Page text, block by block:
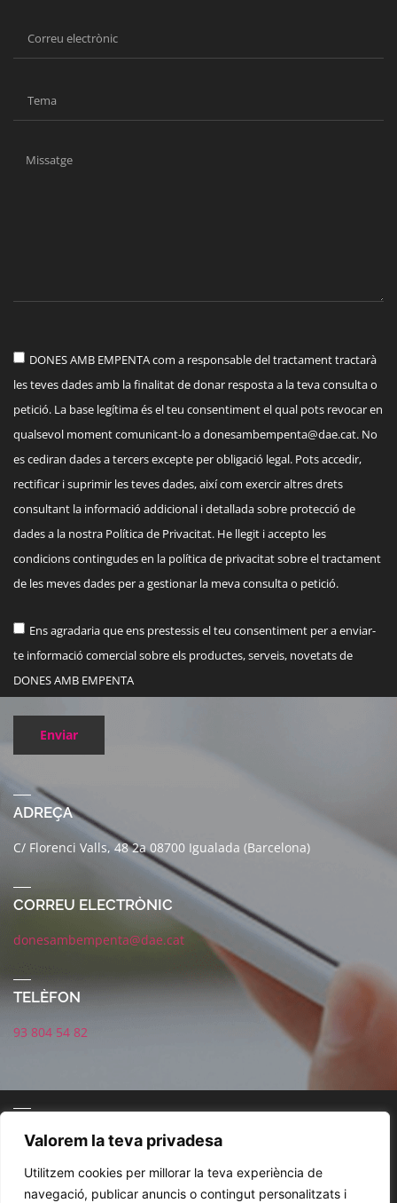
Valorem la teva privadesa
Utilitzem cookies per millorar la teva experiència de
navegació, publicar anuncis o contingut personalitzats i
DONES AMB EMPENTA com a responsable del tractament tractarà
les teves dades amb la finalitat de donar resposta a la teva consulta o
petició. La base legítima és el teu consentiment el qual pots revocar en
qualsevol moment comunicant-lo adonesambempenta@dae.cat. No
es cediran dades a tercers excepte per obligació legal. Pots accedir,
rectificar i suprimir les teves dades, així com exercir altres drets
consultant la informació addicional i detallada sobre protecció de
dades a la nostra Política de Privacitat. He llegit i accepto les
condicions contingudes en la política de privacitat sobre el tractament
de les meves dades per a gestionar la meva consulta o petició.
Ens agradaria que ens prestessis el teu consentiment per a enviar-
te informació comercial sobre els productes, serveis, novetats de
DONES AMB EMPENTA
Enviar
ADREÇA
C/ Florenci Valls, 48 2a 08700 Igualada (Barcelona)
CORREU ELECTRÒNIC
donesambempenta@dae.cat
TELÈFON
93 804 54 82